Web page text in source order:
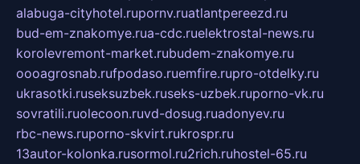
alabuga-cityhotel.rupornv.ruatlantpereezd.ru
bud-em-znakomye.rua-cdc.ruelektrostal-news.ru
korolevremont-market.rubudem-znakomye.ru
oooagrosnab.rufpodaso.ruemfire.rupro-otdelky.ru
ukrasotki.ruseksuzbek.ruseks-uzbek.ruporno-vk.ru
sovratili.ruolecoon.ruvd-dosug.ruadonyev.ru
rbc-news.ruporno-skvirt.rukrospr.ru
13autor-kolonka.rusormol.ru2rich.ruhostel-65.ru